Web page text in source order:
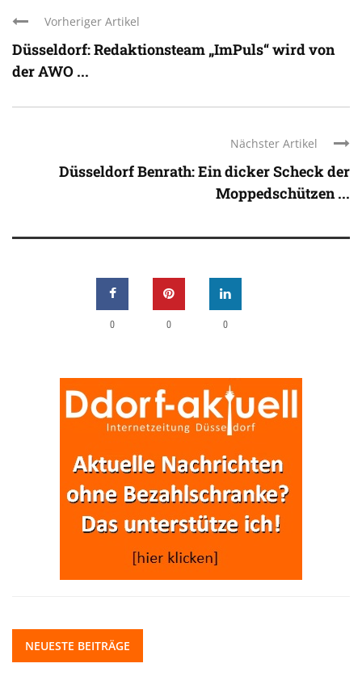
Vorheriger Artikel
Düsseldorf: Redaktionsteam „ImPuls“ wird von
der AWO ...
Nächster Artikel
Düsseldorf Benrath: Ein dicker Scheck der
Moppedschützen ...
0 0 0
NEUESTE BEITRÄGE